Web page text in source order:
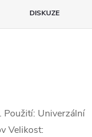
DISKUZE
Použití: Univerzální
Velikost: